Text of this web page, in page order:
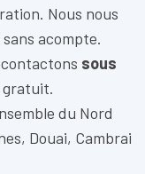
Nous nous
acompte.
sous
gratuit.
du Nord
Douai, Cambrai